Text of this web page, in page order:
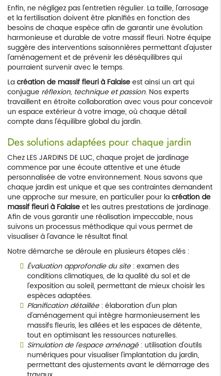
Enfin, ne négligez pas l'entretien régulier. La taille, l'arrosage
et la fertilisation doivent être planifiés en fonction des
besoins de chaque espèce afin de garantir une évolution
harmonieuse et durable de votre massif fleuri. Notre équipe
suggère des interventions saisonnières permettant d'ajuster
l'aménagement et de prévenir les déséquilibres qui
pourraient survenir avec le temps.
Lacréation de massif fleuri à Falaiseest ainsi un art qui
conjugue réflexion, technique et passion. Nos experts
travaillent en étroite collaboration avec vous pour concevoir
un espace extérieur à votre image, où chaque détail
compte dans l'équilibre global du jardin.
Des solutions adaptées pour chaque jardin
Chez LES JARDINS DE LUC, chaque projet de jardinage
commence par une écoute attentive et une étude
personnalisée de votre environnement. Nous savons que
chaque jardin est unique et que ses contraintes demandent
une approche sur mesure, en particulier pour lacréation de
massif fleuri à Falaiseet les autres prestations de jardinage.
Afin de vous garantir une réalisation impeccable, nous
suivons un processus méthodique qui vous permet de
visualiser à l'avance le résultat final.
Notre démarche se déroule en plusieurs étapes clés :
Évaluation approfondie du site: examen des
conditions climatiques, de la qualité du sol et de
l'exposition au soleil, permettant de mieux choisir les
espèces adaptées.
Planification détaillée: élaboration d'un plan
d'aménagement qui intègre harmonieusement les
massifs fleuris, les allées et les espaces de détente,
tout en optimisant les ressources naturelles.
Simulation de l'espace aménagé: utilisation d'outils
numériques pour visualiser l'implantation du jardin,
permettant des ajustements avant le démarrage des